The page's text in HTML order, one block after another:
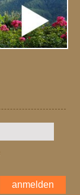
anmelden